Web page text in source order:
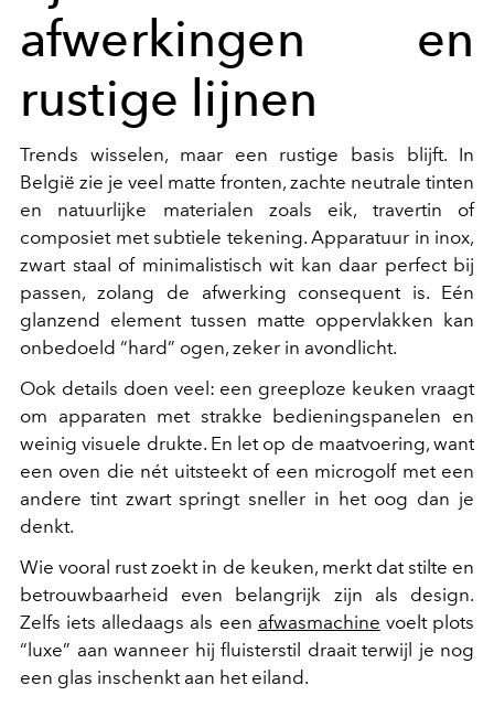
afwerkingen en
rustige lijnen
Trends wisselen, maar een rustige basis blijft. In
België zie je veel matte fronten, zachte neutrale tinten
en natuurlijke materialen zoals eik, travertin of
composiet met subtiele tekening. Apparatuur in inox,
zwart staal of minimalistisch wit kan daar perfect bij
passen, zolang de afwerking consequent is. Eén
glanzend element tussen matte oppervlakken kan
onbedoeld “hard” ogen, zeker in avondlicht.
Ook details doen veel: een greeploze keuken vraagt
om apparaten met strakke bedieningspanelen en
weinig visuele drukte. En let op de maatvoering, want
een oven die nét uitsteekt of een microgolf met een
andere tint zwart springt sneller in het oog dan je
denkt.
Wie vooral rust zoekt in de keuken, merkt dat stilte en
betrouwbaarheid even belangrijk zijn als design.
Zelfs iets alledaags als een afwasmachine voelt plots
“luxe” aan wanneer hij fluisterstil draait terwijl je nog
een glas inschenkt aan het eiland.